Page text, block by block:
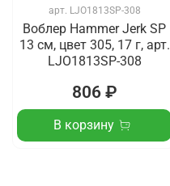
арт. LJO1813SP-308
Воблер Hammer Jerk SP
13 см, цвет 305, 17 г, арт.
LJO1813SP-308
806 ₽
В корзину